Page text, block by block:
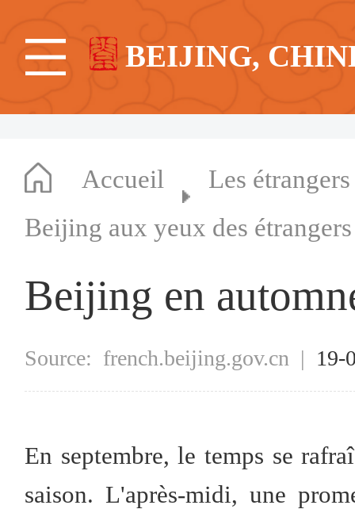
BEIJING,
Accueil
Les
Beijing aux yeux des étrangers
Beijing en
Source: french.beijing.gov.cn |
En septembre, le temps se
saison. L'après-midi, une